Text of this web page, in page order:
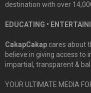
destination with over
EDUCATING •
CakapCakap cares about
believe in giving access to
impartial, transparent &
YOUR ULTIMATE MEDIA